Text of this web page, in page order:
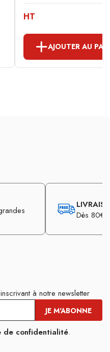
HT
AJOUTER AU
Dès 80€
à notre newsletter
de confidentialité.